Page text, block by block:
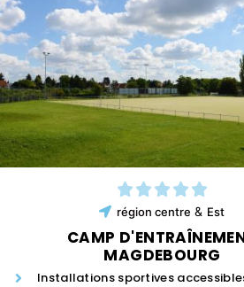
régioncentre & Est
CAMP
MAGDEBOURG
Installations sportives